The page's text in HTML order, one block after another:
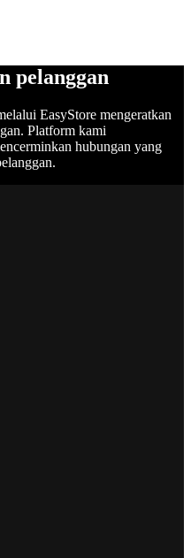
pelanggan
EasyStore mengeratkan
Platform kami
hubungan yang